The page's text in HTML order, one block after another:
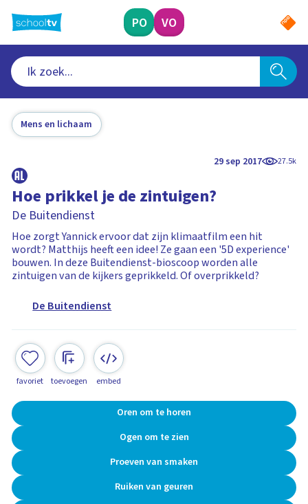
naar
hoofdinhoud
PO VO
Mens en lichaam
29 sep 2017 27.5k
Hoe prikkel je de zintuigen?
De Buitendienst
Hoe zorgt Yannick ervoor dat zijn klimaatfilm een hit
wordt? Matthijs heeft een idee! Ze gaan een '5D experience'
bouwen. In deze Buitendienst-bioscoop worden alle
zintuigen van de kijkers geprikkeld. Of overprikkeld?
De Buitendienst
favoriet toevoegen embed
Oren om te horen
Ogen om te zien
Proeven van smaken
Ruiken van geuren